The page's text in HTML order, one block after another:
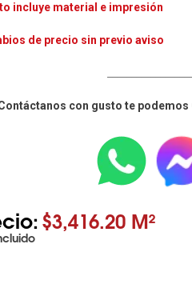
incluye material e impresión
de precio sin previo aviso
con gusto te
$3,416.20 M²